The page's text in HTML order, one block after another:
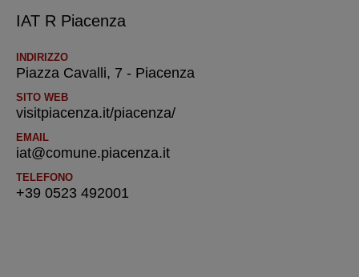
IAT R Piacenza
INDIRIZZO
Piazza Cavalli, 7 - Piacenza
SITO WEB
visitpiacenza.it/piacenza/
EMAIL
iat@comune.piacenza.it
TELEFONO
+39 0523 492001